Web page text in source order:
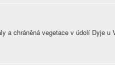
a chráněná vegetace v údolí Dyje u